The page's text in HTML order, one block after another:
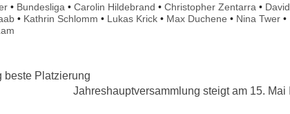
• Bundesliga •Carolin Hildebrand •Christopher Zentarra • David
• Kathrin Schlomm • Lukas Krick • Max Duchene • Nina Twer •
beste Platzierung
Jahreshauptversammlung steigt am 15. Mai